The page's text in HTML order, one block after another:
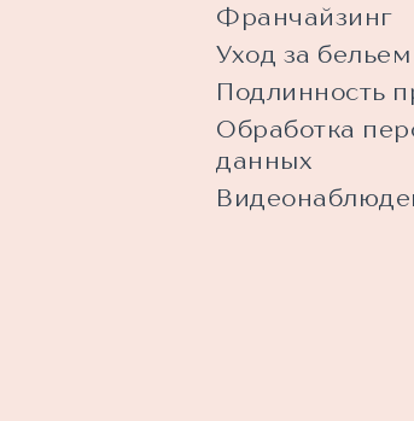
Франчайзинг
Уход за бельем
Подлинность
Обработка
данных